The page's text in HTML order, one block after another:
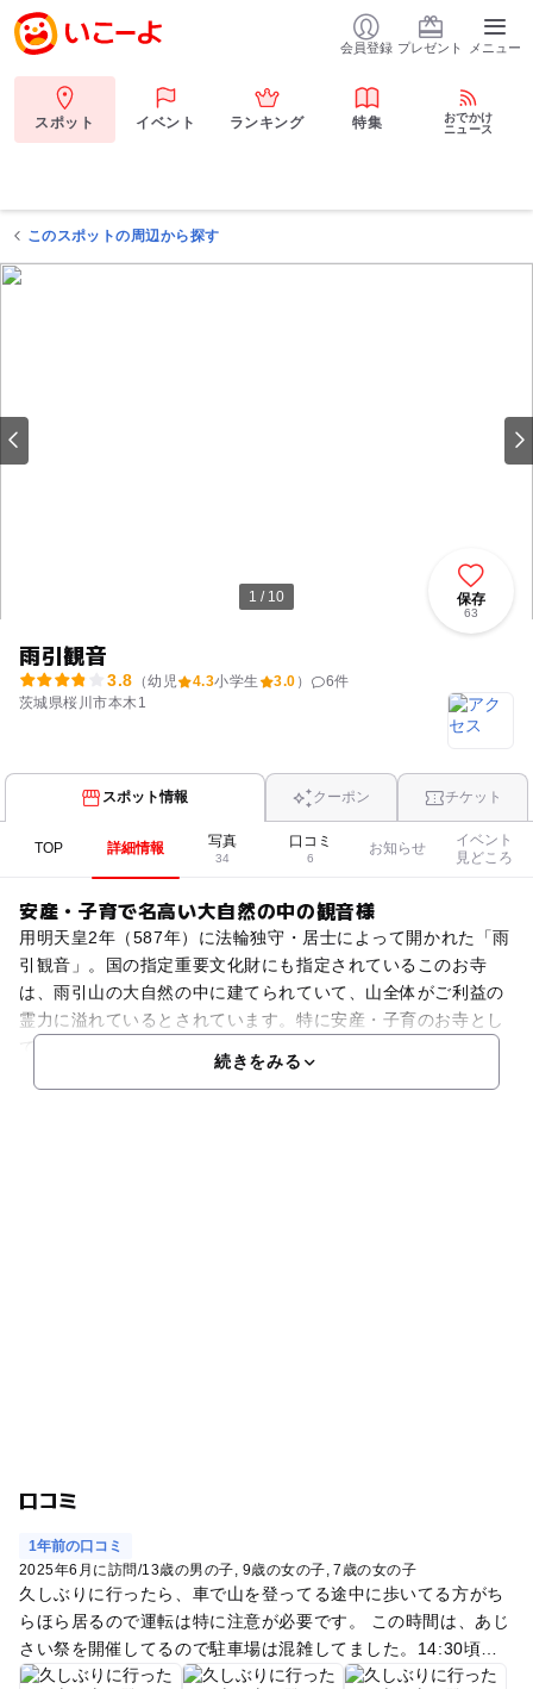
会員登録 プレゼント メニュー
スポット イベント ランキング 特集
おでかけ
ニュース
このスポットの周辺から探す
1 / 10
雨引観音
3.8 （幼児 4.3小学生 3.0 ） 6件
茨城県桜川市本木1
保存
63
スポット情報 クーポン チケット
TOP 詳細情報 写真
34
口コミ
6
お知らせ
イベント
見どころ
安産・子育で名高い大自然の中の観音様
用明天皇2年（587年）に法輪独守・居士によって開かれた「雨
引観音」。国の指定重要文化財にも指定されているこのお寺
は、雨引山の大自然の中に建てられていて、山全体がご利益の
霊力に溢れているとされています。特に安産・子育のお寺とし
て名高く、絵画「光明皇后ご安産の図」も有名です。様々な
続きをみる
口コミ
1年前の口コミ
2025年6月に訪問/13歳の男の子 9歳の女の子 7歳の女の子
久しぶりに行ったら、車で山を登ってる途中に歩いてる方がち
らほら居るので運転は特に注意が必要です。 この時間は、あじ
さい祭を開催してるので駐車場は混雑してました。14:30頃到
着したので1番上の駐車場は空きがありすぐに停めることが出